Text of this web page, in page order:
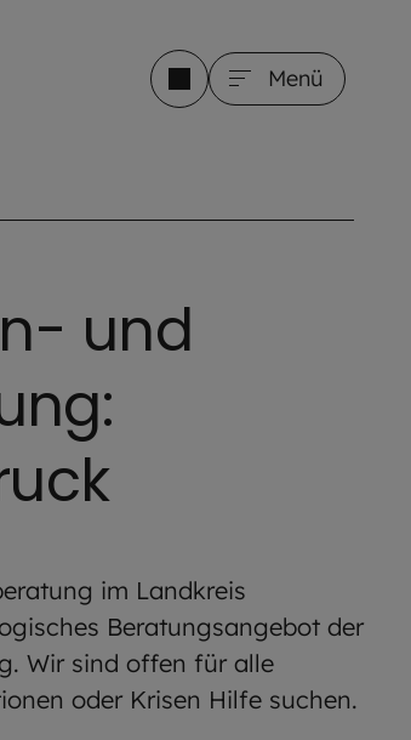
Menü
und
im Landkreis
Beratungsangebot der
Wir sind offen für alle
oder Krisen Hilfe suchen.